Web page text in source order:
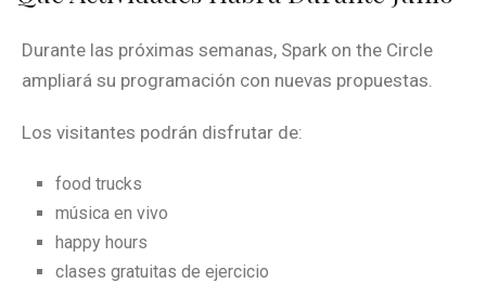
Durante las próximas semanas, Spark on the Circle
ampliará su programación con nuevas propuestas.
Los visitantes podrán disfrutar de:
food trucks
música en vivo
happy hours
clases gratuitas de ejercicio